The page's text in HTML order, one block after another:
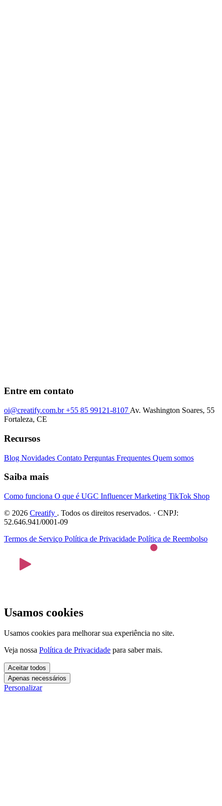
Entre em contato
oi@creatify.com.br+55 85 99121-8107 Av. Washington Soares, 55
Fortaleza, CE
Recursos
Blog Novidades Contato Perguntas Frequentes Quem somos
Saiba mais
Como funciona O que é UGC Influencer Marketing TikTok Shop
© 2026 Creatify . Todos os direitos reservados. · CNPJ:
52.646.941/0001-09
Termos de Serviço Política de Privacidade Política de Reembolso
Usamos cookies
Usamos cookies para melhorar sua experiência no site.
Veja nossa Política de Privacidade para saber mais.
Aceitar todos
Apenas necessários
Personalizar